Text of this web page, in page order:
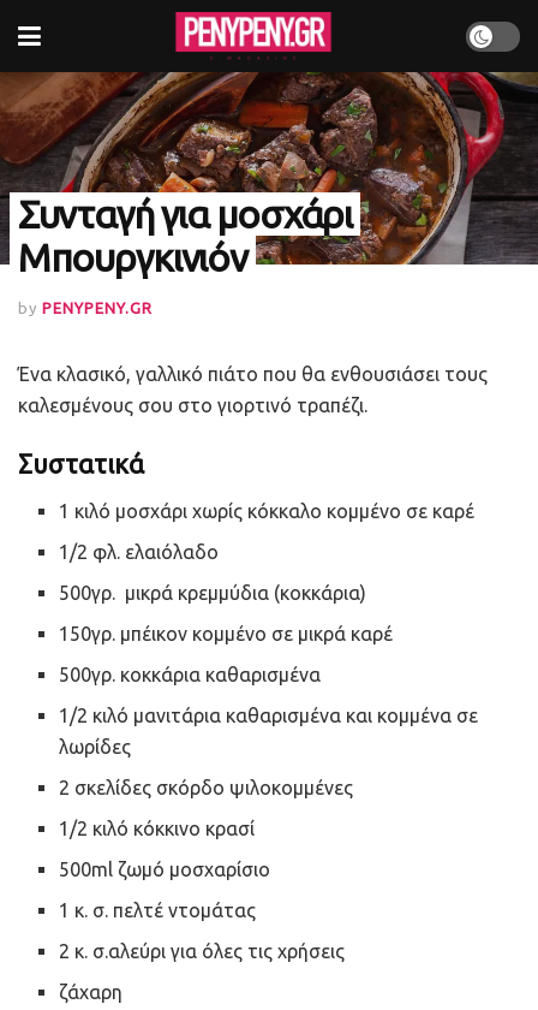
Συνταγή για μοσχάρι
Μπουργκινιόν
by PENYPENY.GR
Ένα κλασικό, γαλλικό πιάτο που θα ενθουσιάσει τους
καλεσμένους σου στο γιορτινό τραπέζι.
Συστατικά
1 κιλό μοσχάρι χωρίς κόκκαλο κομμένο σε καρέ
1/2 φλ. ελαιόλαδο
500γρ. μικρά κρεμμύδια (κοκκάρια)
150γρ. μπέικον κομμένο σε μικρά καρέ
500γρ. κοκκάρια καθαρισμένα
1/2 κιλό μανιτάρια καθαρισμένα και κομμένα σε
λωρίδες
2 σκελίδες σκόρδο ψιλοκομμένες
1/2 κιλό κόκκινο κρασί
500ml ζωμό μοσχαρίσιο
1 κ. σ. πελτέ ντομάτας
2 κ. σ.αλεύρι για όλες τις χρήσεις
ζάχαρη